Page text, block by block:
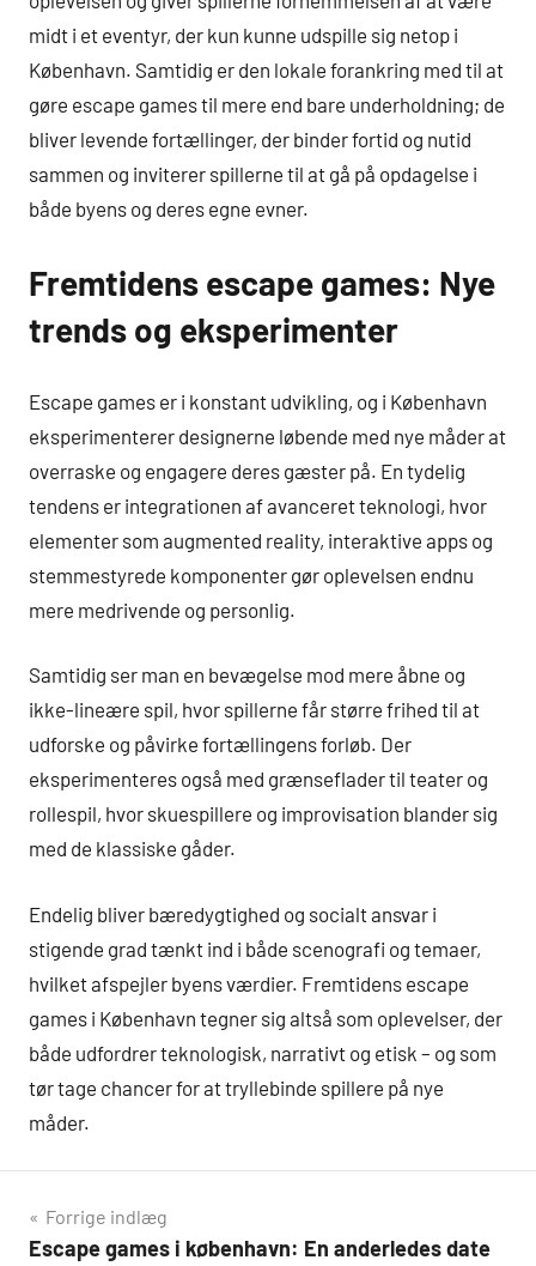
midt i et eventyr, der kun kunne udspille sig netop i
København. Samtidig er den lokale forankring med til at
gøre escape games til mere end bare underholdning; de
bliver levende fortællinger, der binder fortid og nutid
sammen og inviterer spillerne til at gå på opdagelse i
både byens og deres egne evner.
Fremtidens escape games: Nye
trends og eksperimenter
Escape games er i konstant udvikling, og i København
eksperimenterer designerne løbende med nye måder at
overraske og engagere deres gæster på. En tydelig
tendens er integrationen af avanceret teknologi, hvor
elementer som augmented reality, interaktive apps og
stemmestyrede komponenter gør oplevelsen endnu
mere medrivende og personlig.
Samtidig ser man en bevægelse mod mere åbne og
ikke-lineære spil, hvor spillerne får større frihed til at
udforske og påvirke fortællingens forløb. Der
eksperimenteres også med grænseflader til teater og
rollespil, hvor skuespillere og improvisation blander sig
med de klassiske gåder.
Endelig bliver bæredygtighed og socialt ansvar i
stigende grad tænkt ind i både scenografi og temaer,
hvilket afspejler byens værdier. Fremtidens escape
games i København tegner sig altså som oplevelser, der
både udfordrer teknologisk, narrativt og etisk – og som
tør tage chancer for at tryllebinde spillere på nye
måder.
Indlægsnavigation
Forrige indlæg
Escape games i københavn: En anderledes date